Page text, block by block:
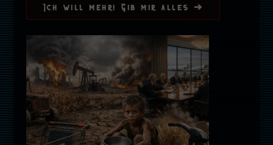
Ich will mehr! Gib mir alles ➔